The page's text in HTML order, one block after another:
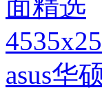
asus华